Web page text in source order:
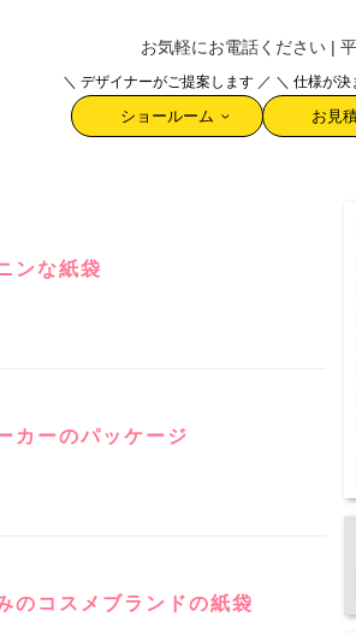
お気軽にお電話ください |
＼ デザイナーがご提案します ／
ショールーム
＼ 仕様が決
お見
ンな紙袋
カーのパッケージ
のコスメブランドの紙袋